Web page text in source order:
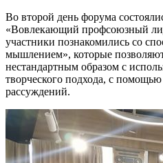
Во второй день форума
«Вовлекающий профсоюзный
участники познакомились со
мышлением», которые
нестандартным образом с
творческого подхода, с
рассуждений.